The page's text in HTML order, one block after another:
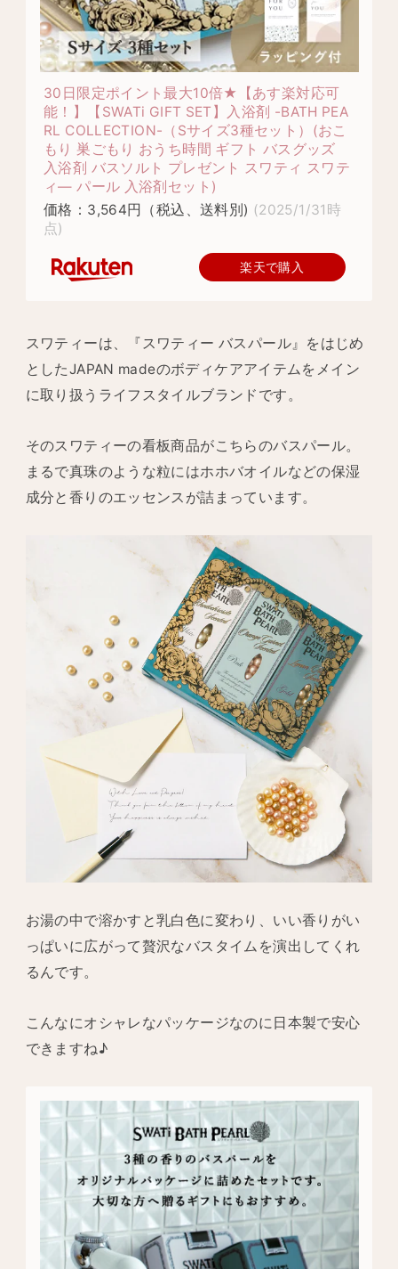
30日限定ポイント最大10倍★【あす楽対応可
能！】【SWATi GIFT SET】入浴剤 -BATH PEA
RL COLLECTION-（Sサイズ3種セット）(おこ
もり 巣ごもり おうち時間 ギフト バスグッズ
入浴剤 バスソルト プレゼント スワティ スワテ
ィ— パール 入浴剤セット)
価格：3,564円（税込、送料別) (2025/1/31時
点)
楽天で購入
スワティーは、『スワティー バスパール』をはじめ
としたJAPAN madeのボディケアアイテムをメイン
に取り扱うライフスタイルブランドです。
そのスワティーの看板商品がこちらのバスパール。
まるで真珠のような粒にはホホバオイルなどの保湿
成分と香りのエッセンスが詰まっています。
お湯の中で溶かすと乳白色に変わり、いい香りがい
っぱいに広がって贅沢なバスタイムを演出してくれ
るんです。
こんなにオシャレなパッケージなのに日本製で安心
できますね♪